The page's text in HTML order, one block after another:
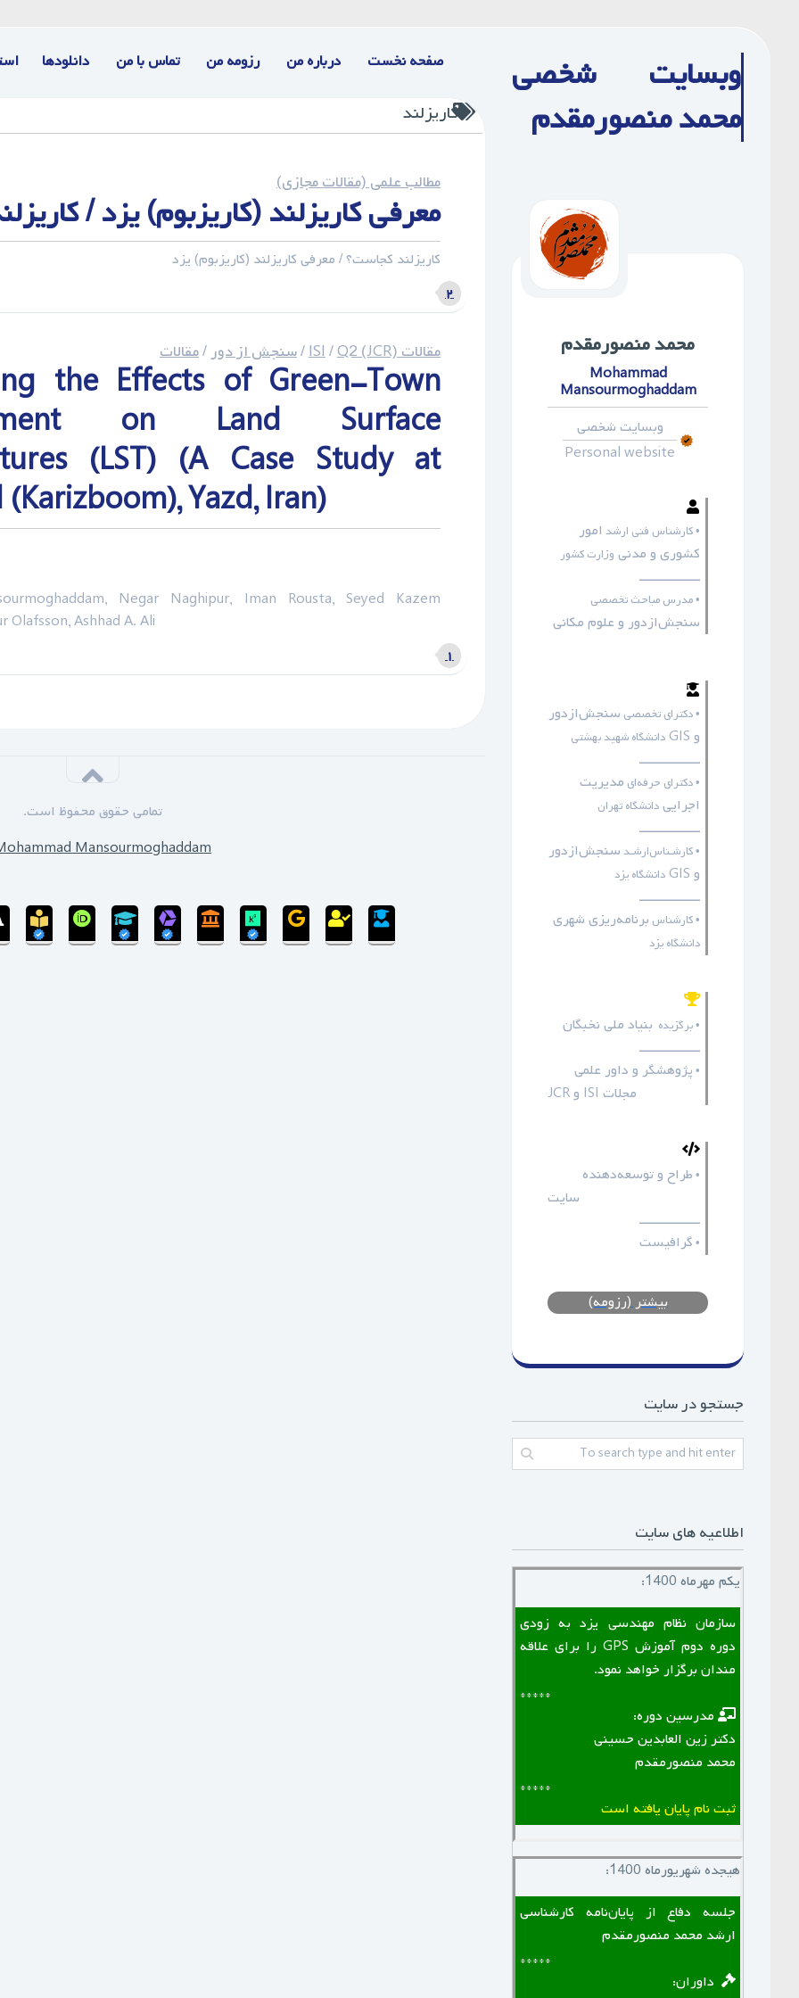
وبسایت شخصی
محمد منصورمقدم
محمد ‌منصورمقدم
Mohammad
Mansourmoghaddam
وبسایت شخصی
Personal website
• کارشناس فنی ارشد امور
کشوری و مدنی وزارت کشور
ـــــــــــــــــ
• مدرس مباحث تخصصی
سنجش‌ازدور و علوم مکانی
• دکترای تخصصی سنجش‌ازدور
و GIS
دانشگاه شهید بهشتی
ـــــــــــــــــ
• دکترای حرفه‌ای مدیریت
اجرایی دانشگاه تهران
ـــــــــــــــــ
• کارشـناس‌ارشـد سنجش‌ازدور
و GIS
دانشگاه یزد
ـــــــــــــــــ
• کارشناس برنامه‌ریزی شهری
دانشگاه یزد
• برگزیده بنیاد ملی نخبگان
ـــــــــــــــــ
• پژوهشگر و داور علمی
مجلات ISI وJCR
• طراح و توسعه‌دهنده
سایت
ـــــــــــــــــ
• گرافیست
بیشتر (رزومه)
جستجو در سایت
اطلاعیه های سایت
یکم مهرماه 1400:
سازمان نظام مهندسی یزد به زودی
دوره دوم آموزش GPS را برای علاقه
مندان برگزار خواهد نمود.
*****
‌ ‌ مدرسین دوره:
دکتر زین العابدین حسینی
محمد منصورمقدم
*****
ثبت نام پایان یافته است
هیجده شهریورماه 1400:
جلسه دفاع از پایان‌نامه کارشناسی
ارشد محمد منصورمقدم
*****
‌ ‌ داوران:
صفحه نخست درباره من رزومه من تماس با من دانلودها
کاریزلند
مطالب علمی (مقالات مجازی)
معرفی کاریزلند (کاریزبوم) یزد /
کاریزلند کجاست؟ / معرفی کاریزلند (کاریزبوم) یزد
۲
مقالات ISI /Q2 (JCR)
/سنجش از دور/مقالات
the Effects of Green-Town
on Land Surface
(LST) (A Case Study at
Yazd, Iran)
Negar Naghipur, Iman Rousta, Seyed Kazem
Olafsson, Ashhad A. Ali
۱
تمامی حقوق محفوظ است.
Mansourmoghaddam